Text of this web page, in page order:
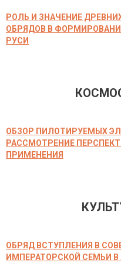
РОЛЬ И ЗНАЧЕНИЕ
ОБРЯДОВ В
РУСИ
ОБЗОР ПИЛОТИРУЕМЫХ
РАССМОТРЕНИЕ
ПРИМЕНЕНИЯ
ОБРЯД ВСТУПЛЕНИЯ В
ИМПЕРАТОРСКОЙ СЕМЬИ В